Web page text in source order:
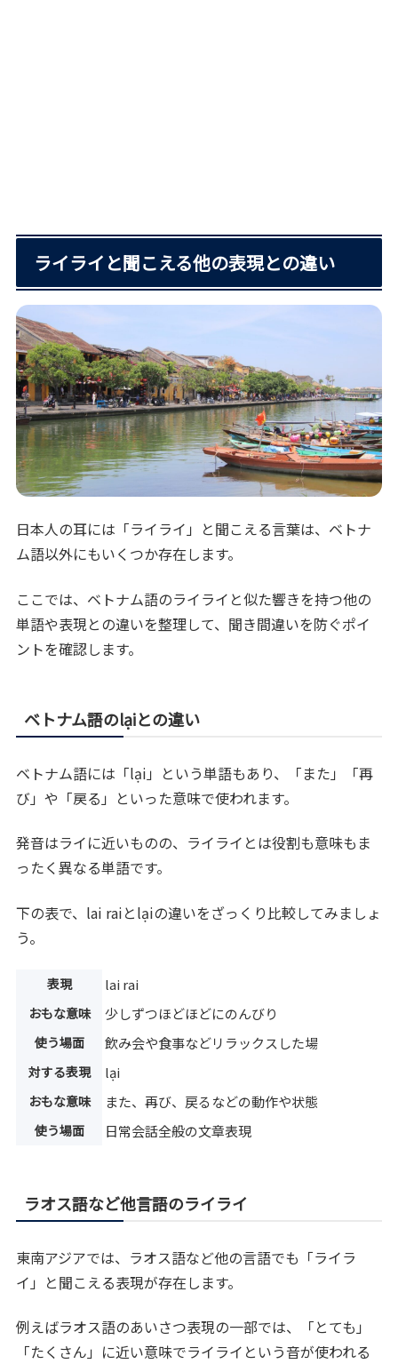
ライライと聞こえる他の表現との違い
日本人の耳には「ライライ」と聞こえる言葉は、ベトナ
ム語以外にもいくつか存在します。
ここでは、ベトナム語のライライと似た響きを持つ他の
単語や表現との違いを整理して、聞き間違いを防ぐポイ
ントを確認します。
ベトナム語のlạiとの違い
ベトナム語には「lại」という単語もあり、「また」「再
び」や「戻る」といった意味で使われます。
発音はライに近いものの、ライライとは役割も意味もま
ったく異なる単語です。
下の表で、lai raiとlạiの違いをざっくり比較してみましょ
う。
表現 lai rai
おもな意味 少しずつほどほどにのんびり
使う場面 飲み会や食事などリラックスした場
対する表現 lại
おもな意味 また、再び、戻るなどの動作や状態
使う場面 日常会話全般の文章表現
ラオス語など他言語のライライ
東南アジアでは、ラオス語など他の言語でも「ライラ
イ」と聞こえる表現が存在します。
例えばラオス語のあいさつ表現の一部では、「とても」
「たくさん」に近い意味でライライという音が使われる